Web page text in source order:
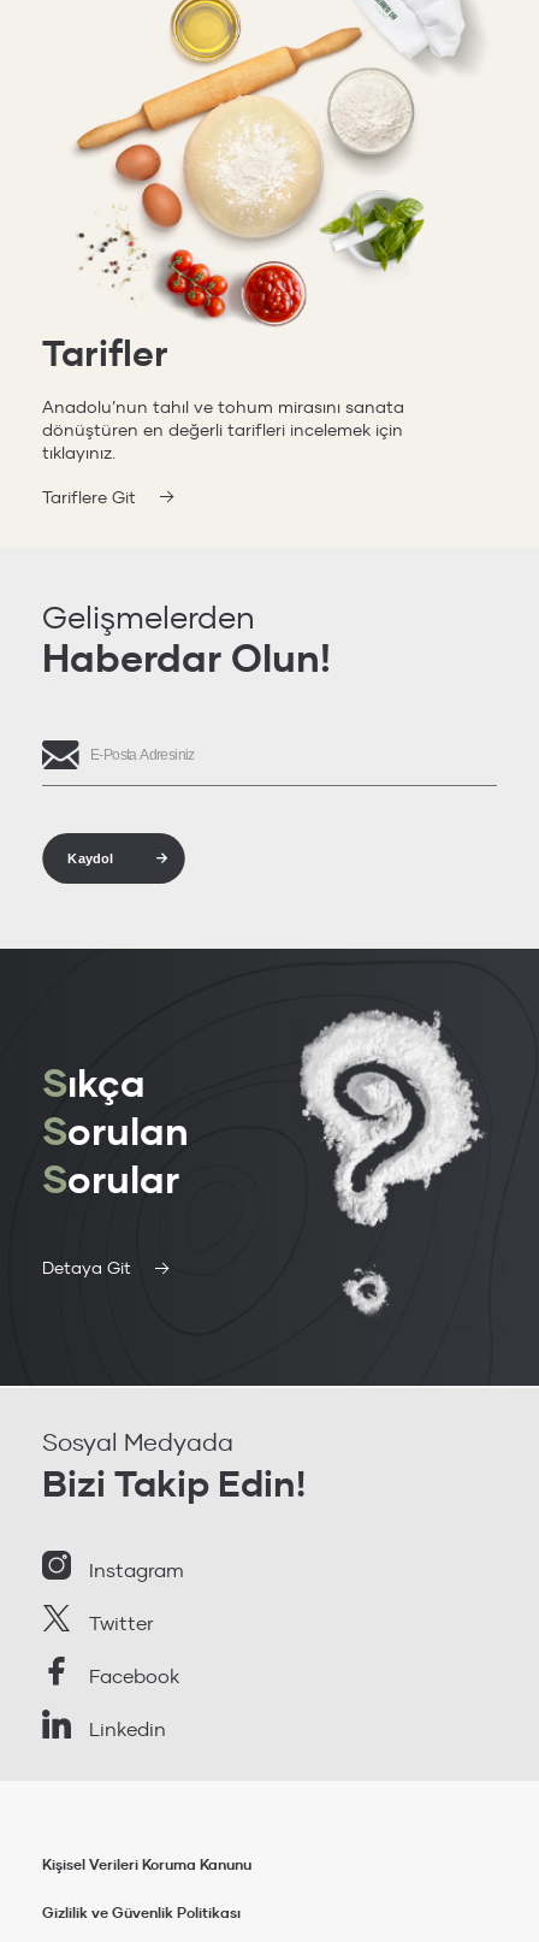
Tarifler
Anadolu’nun tahıl ve tohum mirasını sanata
dönüştüren en değerli tarifleri incelemek için
tıklayınız.
Tariflere Git
Gelişmelerden
Haberdar Olun!
Kaydol
Sıkça
Sorulan
Sorular
Detaya Git
Sosyal Medyada
Bizi Takip Edin!
Instagram
Twitter
Facebook
Linkedin
Kişisel Verileri Koruma Kanunu
Gizlilik ve Güvenlik Politikası